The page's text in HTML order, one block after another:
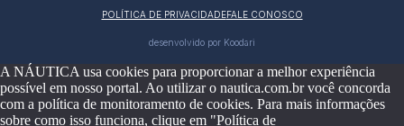
POLÍTICA DE PRIVACIDADEFALE CONOSCO
desenvolvido por Koodari
A NÁUTICA usa cookies para proporcionar a melhor experiência
possível em nosso portal. Ao utilizar o nautica.com.br você concorda
com a política de monitoramento de cookies. Para mais informações
sobre como isso funciona, clique em "Política de